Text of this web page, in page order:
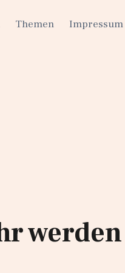
Themen Impressum
werden